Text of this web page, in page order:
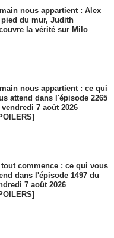
nous appartient : Alex
pied du mur, Judith
la vérité sur Milo
nous appartient : ce qui
attend dans l'épisode 2265
7 août 2026
tout commence : ce qui vous
dans l'épisode 1497 du
7 août 2026